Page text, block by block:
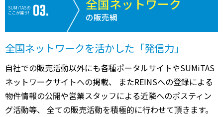
SUMiTASの
ここが違う!
全国ネットワーク
の販売網
全国ネットワークを活かした「発信力」
自社での販売活動以外にも各種ポータルサイトやSUMiTAS
ネットワークサイトへの掲載、 またREINSへの登録による
物件情報の公開や営業スタッフによる近隣へのポスティン
グ活動等、 全ての販売活動を積極的に行わせて頂きます。